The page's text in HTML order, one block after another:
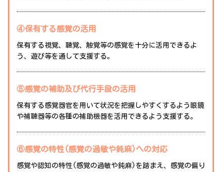
④保有する感覚の活用
保有する視覚、聴覚、触覚等の感覚を十分に活用できるよ
う、遊び等を通して支援する。
⑤感覚の補助及び代行手段の活用
保有する感覚器官を用いて状況を把握しやすくするよう眼鏡
や補聴器等の各種の補助機器を活用できるよう支援する。
⑥感覚の特性(感覚の過敏や鈍麻)への対応
感覚や認知の特性(感覚の過敏や鈍麻)を踏まえ、感覚の偏り